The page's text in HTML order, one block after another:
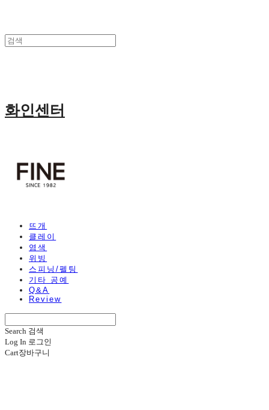
화인센터
뜨개
클레이
염색
위빙
스피닝/펠팅
기타 공예
Q&A
Review
Search 검색
Log In 로그인
Cart장바구니